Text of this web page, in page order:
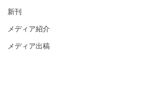
新刊
メディア紹介
メディア出稿